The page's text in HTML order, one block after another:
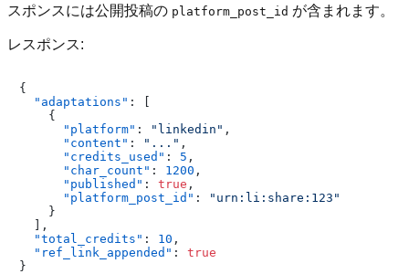
スポンスには公開投稿の platform_post_id が含まれます。
レスポンス:
{
"adaptations" :
{
"platform" : "linkedin" ,
"content" : "..." ,
"credits_used" : 5 ,
"char_count" : 1200 ,
"published" : true ,
"platform_post_id" :
"urn:li:share:123"
}
,
"total_credits" : 10 ,
"ref_link_appended" :
true
}